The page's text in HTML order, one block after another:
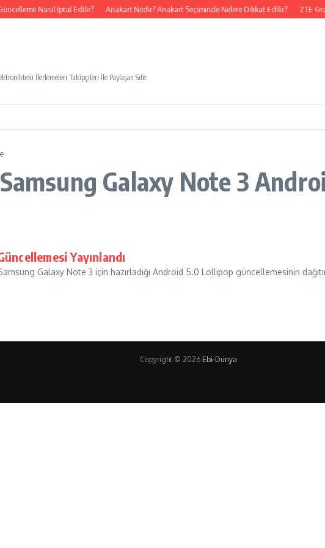
Nasıl İptal Edilir? Anakart Nedir? Anakart Seçiminde Nelere Dikkat Edilir? ZTE
İlerlemeleri Takipçileri İle Paylaşan Site
Galaxy Note 3
Yayınlandı
Galaxy Note 3 için hazırladığı Android 5.0 Lollipop güncellemesinin
Copyright © 2026 Ebi-Dünya